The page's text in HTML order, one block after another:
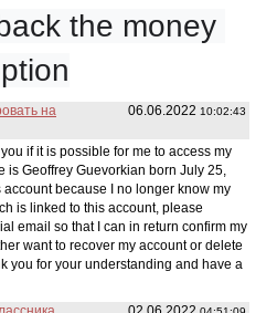
the money
06.06.2022 10:02:43
на
if it is possible for me to access my
Geoffrey Guevorkian born July 25,
because I no longer know my
is linked to this account, please
email so that I can in return confirm my
want to recover my account or delete
you for your understanding and have a